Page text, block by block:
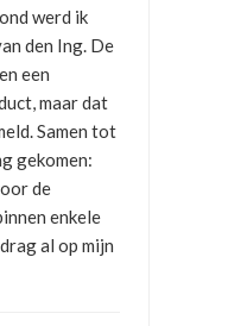
werd ik
den Ing. De
een
maar dat
Samen tot
gekomen:
de
enkele
al op mijn